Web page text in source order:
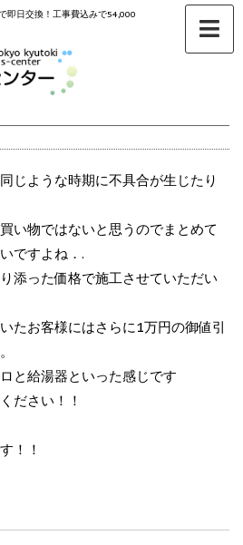
即日交換！工事費込みで54,000
じような時期に不具合が生じたり
い物ではないと思うのでまとめて
ですよね．.
添った価格で施工させていただい
たお客様にはさらに1万円の御値引
と給湯器といった感じです
ださい！！
！！